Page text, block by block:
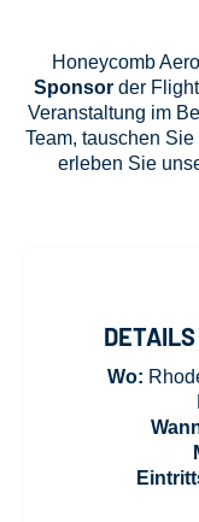
Honeycomb
Sponsor der
Veranstaltung im
Team, tauschen
erleben Sie
Wo: